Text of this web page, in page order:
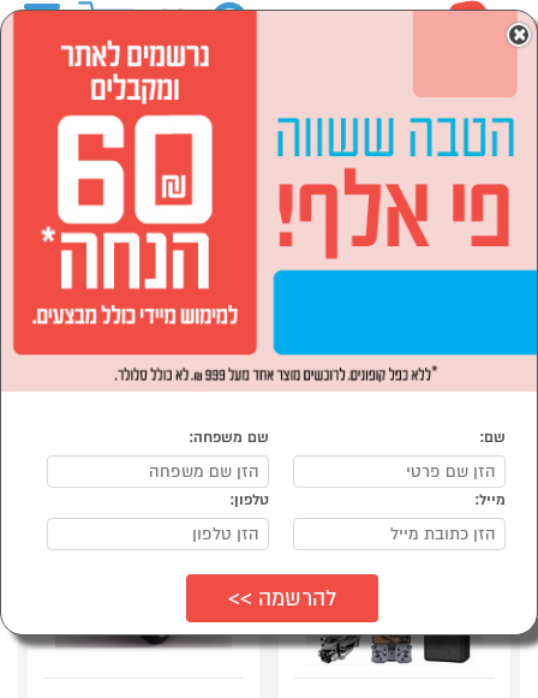
הסתר רשימת קטגוריות
סמארטפונים, שעונים חכמים
ואביזרים (2)
מחשבים וציוד היקפי (2)
לבית ולגן (20)
הפופולרים ביותר
×
שם: שם משפחה:
מייל: טלפון: